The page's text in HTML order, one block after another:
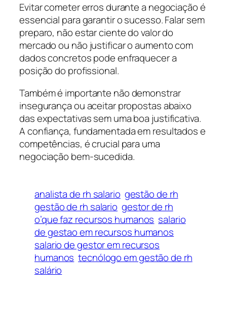
Evitar cometer erros durante a negociação é
essencial para garantir o sucesso. Falar sem
preparo, não estar ciente do valor do
mercado ou não justificar o aumento com
dados concretos pode enfraquecer a
posição do profissional.
Também é importante não demonstrar
insegurança ou aceitar propostas abaixo
das expectativas sem uma boa justificativa.
A confiança, fundamentada em resultados e
competências, é crucial para uma
negociação bem-sucedida.
analista de rh salario gestão de rh
gestão de rh salario gestor de rh
o’que faz recursos humanos salario
de gestao em recursos humanos
salario de gestor em recursos
humanos tecnólogo em gestão de rh
salário